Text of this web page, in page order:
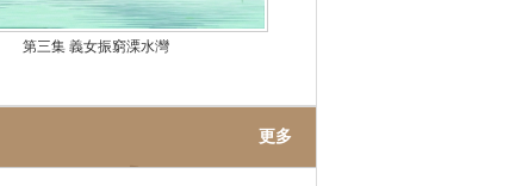
第三集 義女振窮溧水灣
更多